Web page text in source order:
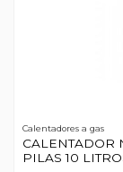
Calentadores a gas
CALENTADOR
PILAS 10